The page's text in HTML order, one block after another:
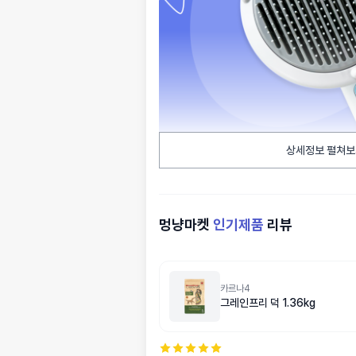
상세정보 펼쳐
멍냥마켓 인기제품 리뷰
카르나4
그레인프리 덕 1.36kg